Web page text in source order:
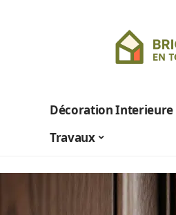
Décoration Interieure
Travaux